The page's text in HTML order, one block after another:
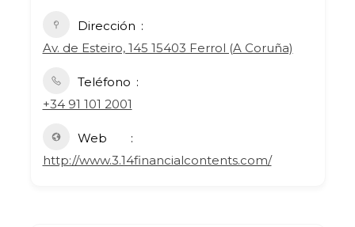
Dirección
Av. de Esteiro, 145 15403 Ferrol (A Coruña)
Teléfono
+34 91 101 2001
Web
http://www.3.14financialcontents.com/